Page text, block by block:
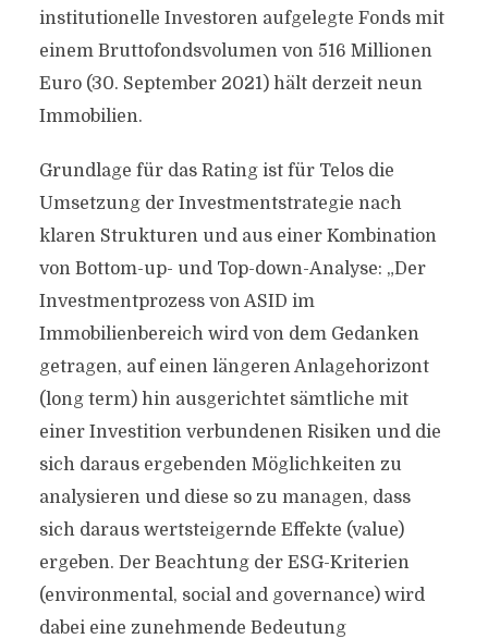
institutionelle Investoren aufgelegte Fonds mit
einem Bruttofondsvolumen von 516 Millionen
Euro (30. September 2021) hält derzeit neun
Immobilien.
Grundlage für das Rating ist für Telos die
Umsetzung der Investmentstrategie nach
klaren Strukturen und aus einer Kombination
von Bottom-up- und Top-down-Analyse: „Der
Investmentprozess von ASID im
Immobilienbereich wird von dem Gedanken
getragen, auf einen längeren Anlagehorizont
(long term) hin ausgerichtet sämtliche mit
einer Investition verbundenen Risiken und die
sich daraus ergebenden Möglichkeiten zu
analysieren und diese so zu managen, dass
sich daraus wertsteigernde Effekte (value)
ergeben. Der Beachtung der ESG-Kriterien
(environmental, social and governance) wird
dabei eine zunehmende Bedeutung